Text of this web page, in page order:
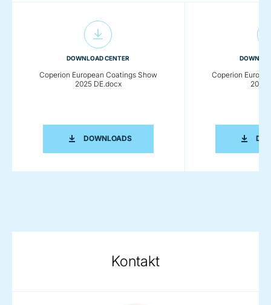
DOWNLOAD CENTER
Coperion European Coatings Show
2025 DE.docx
DOWNLOADSCOPERION EUROPEAN COATINGS
Coperion
2025
Kontakt